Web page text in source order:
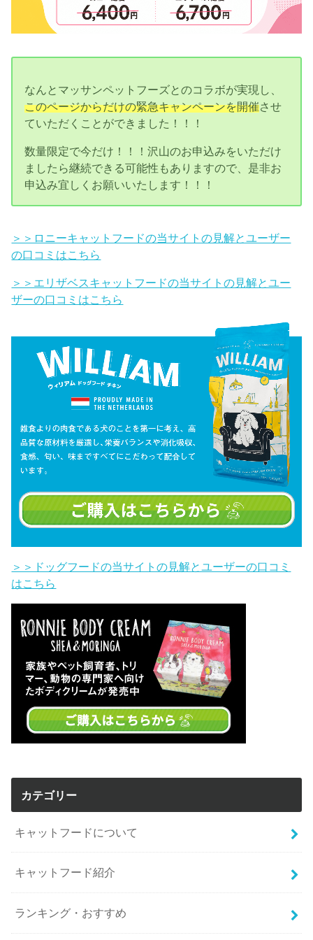
なんとマッサンペットフーズとのコラボが実現し、
このページからだけの緊急キャンペーンを開催させ
ていただくことができました！！！
数量限定で今だけ！！！沢山のお申込みをいただけ
ましたら継続できる可能性もありますので、是非お
申込み宜しくお願いいたします！！！
＞＞ロニーキャットフードの当サイトの見解とユーザー
の口コミはこちら
＞＞エリザベスキャットフードの当サイトの見解とユー
ザーの口コミはこちら
＞＞ドッグフードの当サイトの見解とユーザーの口コミ
はこちら
カテゴリー
キャットフードについて
キャットフード紹介
ランキング・おすすめ